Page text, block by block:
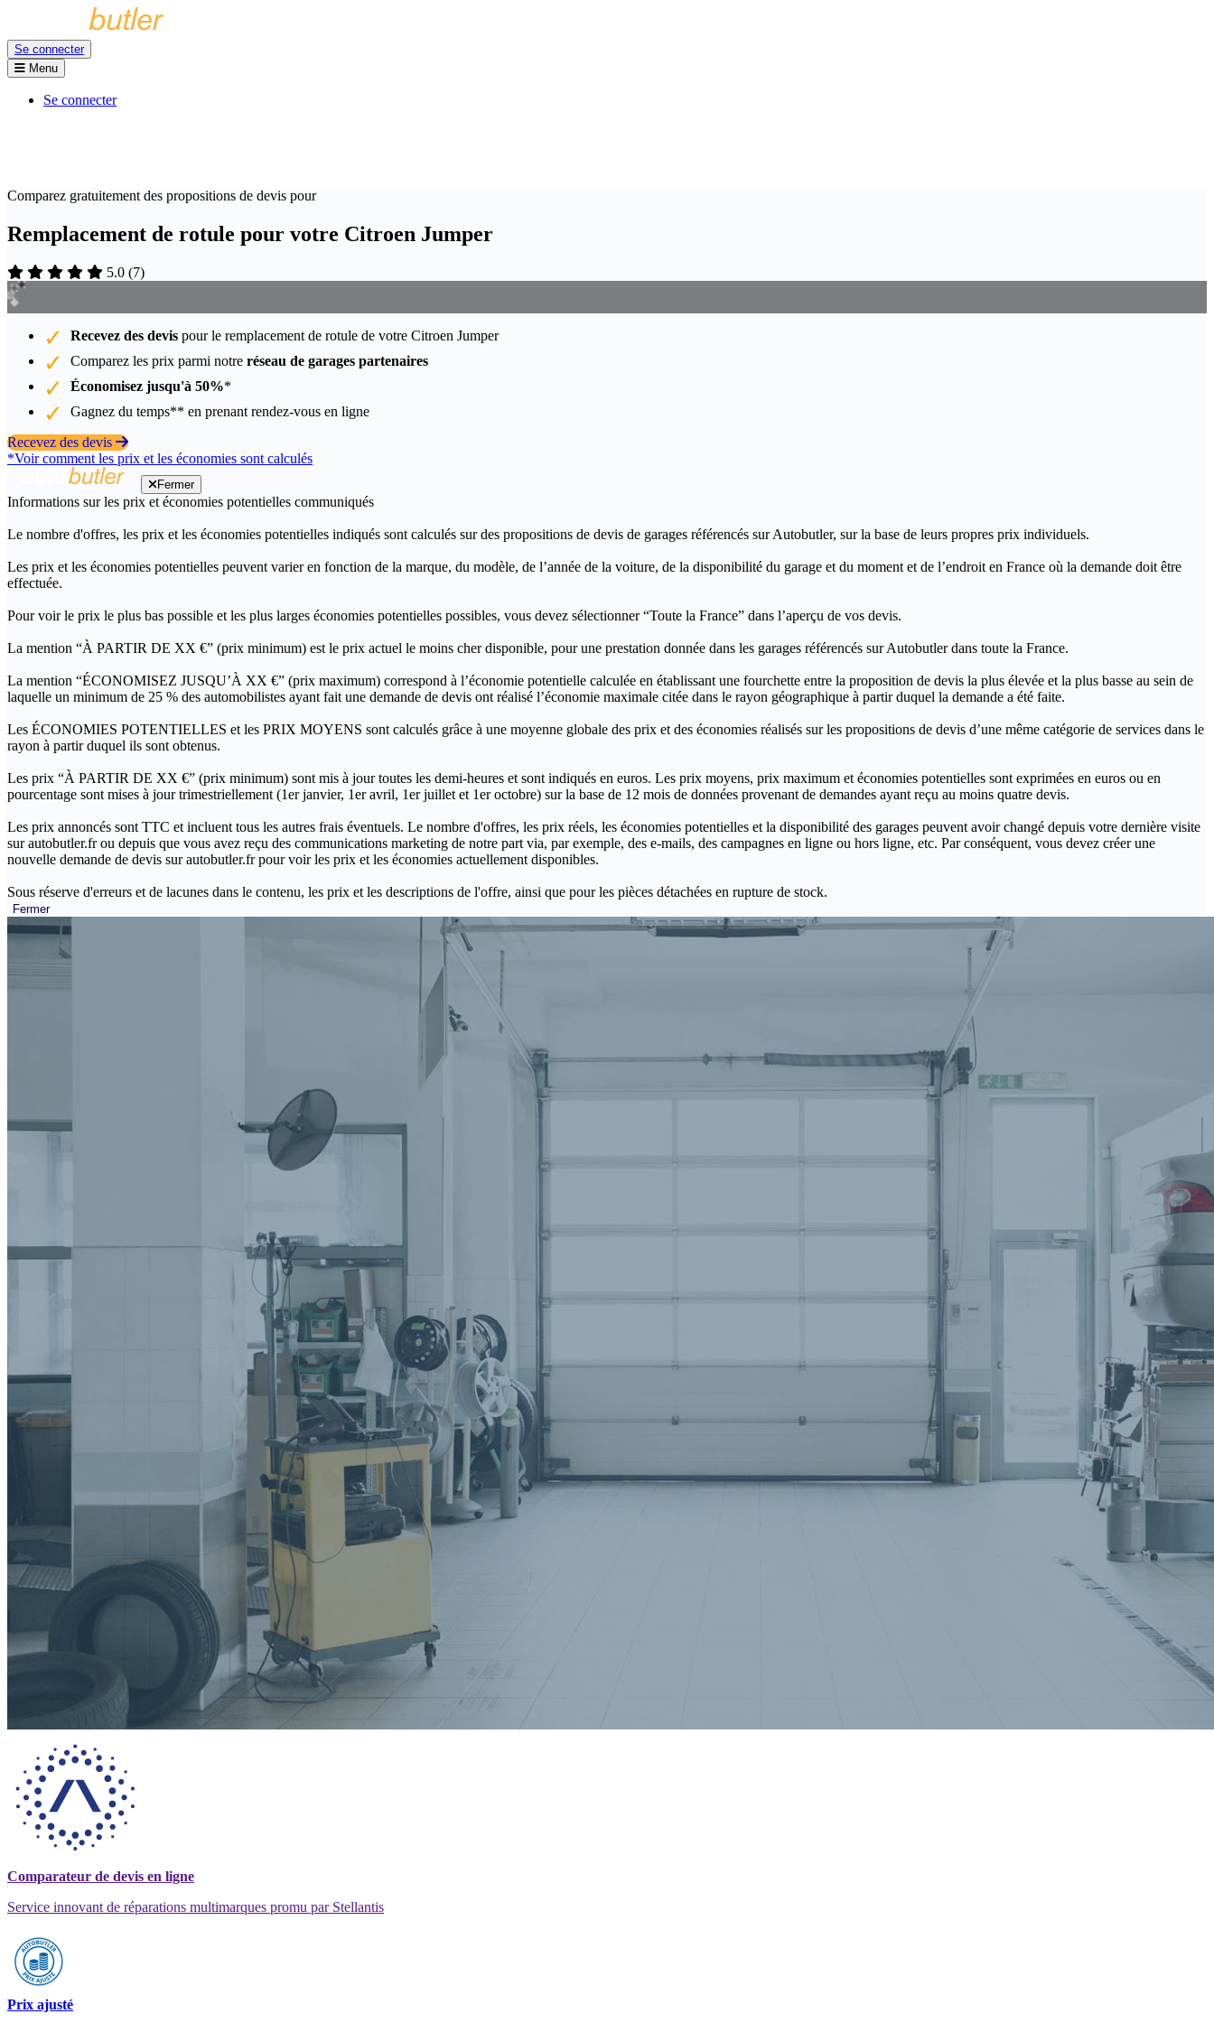
Se connecter
Menu
Se connecter
Comparez gratuitement des propositions de devis pour
Remplacement de rotule pour votre Citroen Jumper
5.0 (7)
Recevez des devis pour le remplacement de rotule de votre Citroen Jumper
Comparez les prix parmi notre réseau de garages partenaires
Économisez jusqu'à 50%*
Gagnez du temps** en prenant rendez-vous en ligne
Recevez des devis
*Voir comment les prix et les économies sont calculés
Fermer
Informations sur les prix et économies potentielles communiqués
Le nombre d'offres, les prix et les économies potentielles indiqués sont calculés sur des propositions de devis de garages référencés sur Autobutler, sur la base de leurs propres prix individuels.
Les prix et les économies potentielles peuvent varier en fonction de la marque, du modèle, de l’année de la voiture, de la disponibilité du garage et du moment et de l’endroit en France où la demande doit être
effectuée.
Pour voir le prix le plus bas possible et les plus larges économies potentielles possibles, vous devez sélectionner “Toute la France” dans l’aperçu de vos devis.
La mention “À PARTIR DE XX €” (prix minimum) est le prix actuel le moins cher disponible, pour une prestation donnée dans les garages référencés sur Autobutler dans toute la France.
La mention “ÉCONOMISEZ JUSQU’À XX €” (prix maximum) correspond à l’économie potentielle calculée en établissant une fourchette entre la proposition de devis la plus élevée et la plus basse au sein de
laquelle un minimum de 25 % des automobilistes ayant fait une demande de devis ont réalisé l’économie maximale citée dans le rayon géographique à partir duquel la demande a été faite.
Les ÉCONOMIES POTENTIELLES et les PRIX MOYENS sont calculés grâce à une moyenne globale des prix et des économies réalisés sur les propositions de devis d’une même catégorie de services dans le
rayon à partir duquel ils sont obtenus.
Les prix “À PARTIR DE XX €” (prix minimum) sont mis à jour toutes les demi-heures et sont indiqués en euros. Les prix moyens, prix maximum et économies potentielles sont exprimées en euros ou en
pourcentage sont mises à jour trimestriellement (1er janvier, 1er avril, 1er juillet et 1er octobre) sur la base de 12 mois de données provenant de demandes ayant reçu au moins quatre devis.
Les prix annoncés sont TTC et incluent tous les autres frais éventuels. Le nombre d'offres, les prix réels, les économies potentielles et la disponibilité des garages peuvent avoir changé depuis votre dernière visite
sur autobutler.fr ou depuis que vous avez reçu des communications marketing de notre part via, par exemple, des e-mails, des campagnes en ligne ou hors ligne, etc. Par conséquent, vous devez créer une
nouvelle demande de devis sur autobutler.fr pour voir les prix et les économies actuellement disponibles.
Sous réserve d'erreurs et de lacunes dans le contenu, les prix et les descriptions de l'offre, ainsi que pour les pièces détachées en rupture de stock.
Fermer
Comparateur de devis en ligne
Service innovant de réparations multimarques promu par Stellantis
Prix ajusté